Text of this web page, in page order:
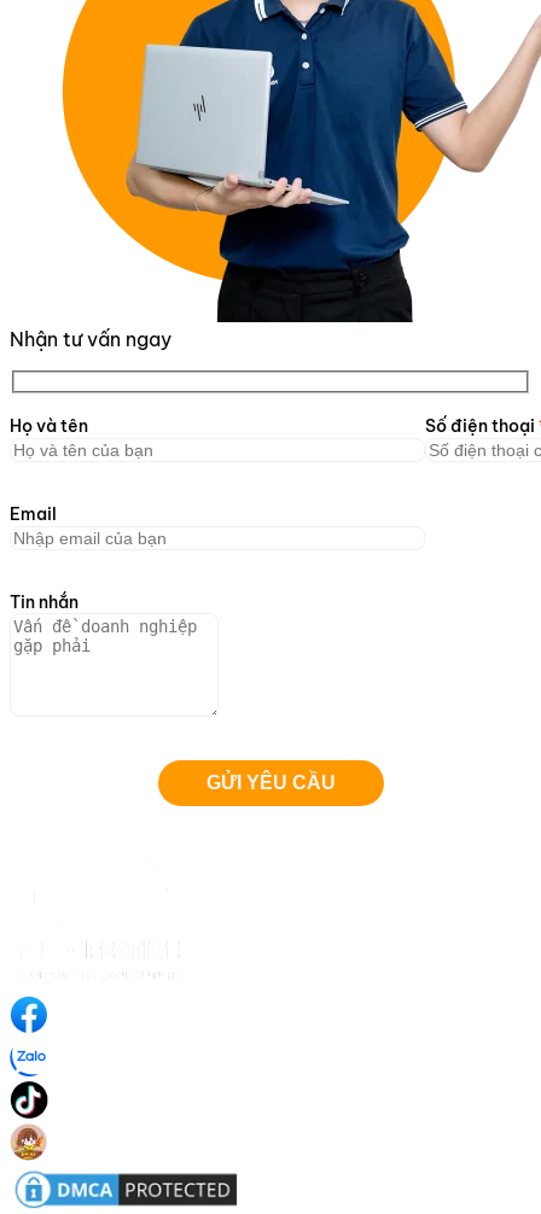
Nhận tư vấn ngay
Họ và tên Số điện thoại
Email
Tin nhắn